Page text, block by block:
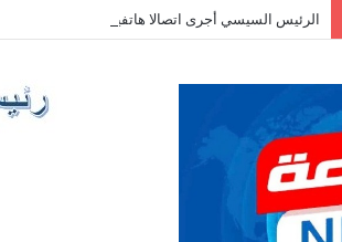
الرئيس السيسي أجرى اتصالا هاتفيا برئيس وزراء اليونان